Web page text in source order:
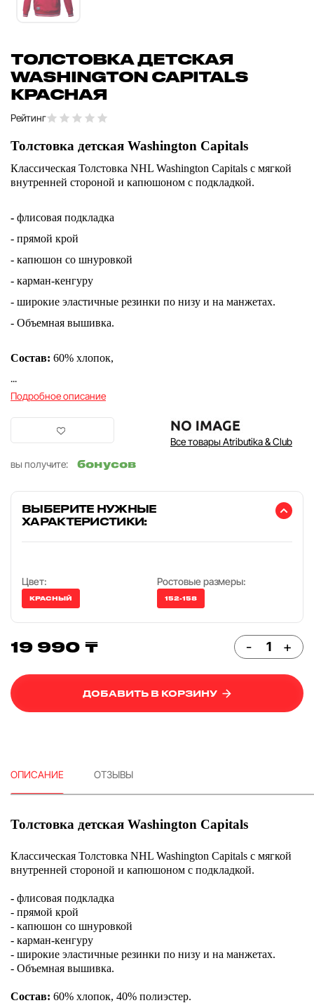
ТОЛСТОВКА ДЕТСКАЯ
WASHINGTON CAPITALS
КРАСНАЯ
Рейтинг
Толстовка детская Washington Capitals
Классическая Толстовка NHL Washington Capitals с мягкой
внутренней стороной и капюшоном с подкладкой.
- флисовая подкладка
- прямой крой
- капюшон со шнуровкой
- карман-кенгуру
- широкие эластичные резинки по низу и на манжетах.
- Объемная вышивка.
Состав: 60% хлопок,
...
Подробное описание
Все товары Atributika & Club
вы получите:
бонусов
ВЫБЕРИТЕ НУЖНЫЕ
ХАРАКТЕРИСТИКИ:
Цвет:
КРАСНЫЙ
Ростовые размеры:
152-158
19 990 ₸ - +
ДОБАВИТЬ В КОРЗИНУ
ОПИСАНИЕ ОТЗЫВЫ
Толстовка детская Washington Capitals
Классическая Толстовка NHL Washington Capitals с мягкой
внутренней стороной и капюшоном с подкладкой.
- флисовая подкладка
- прямой крой
- капюшон со шнуровкой
- карман-кенгуру
- широкие эластичные резинки по низу и на манжетах.
- Объемная вышивка.
Состав: 60% хлопок, 40% полиэстер.